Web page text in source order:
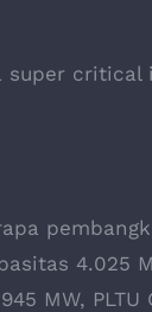
super
4.025
MW,